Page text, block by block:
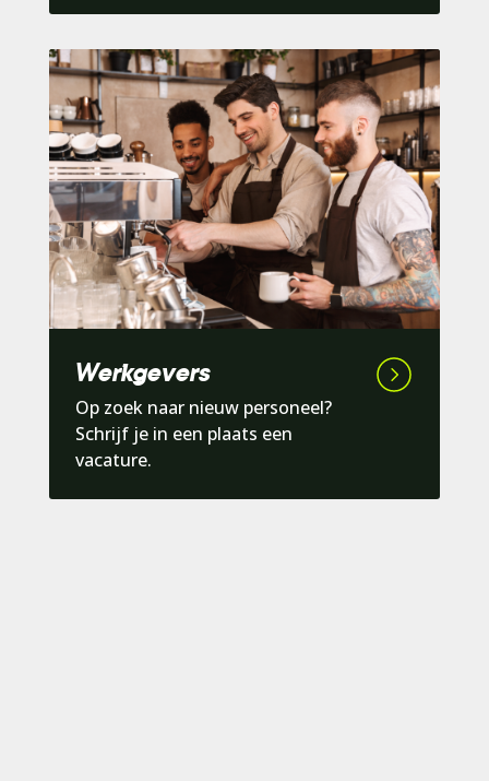
Werkgevers
Op zoek naar nieuw personeel?
Schrijf je in een plaats een
vacature.